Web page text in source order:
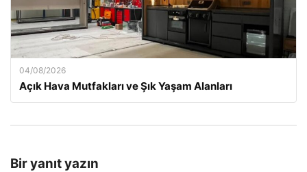
04/08/2026
Açık Hava Mutfakları ve Şık Yaşam Alanları
Bir yanıt yazın